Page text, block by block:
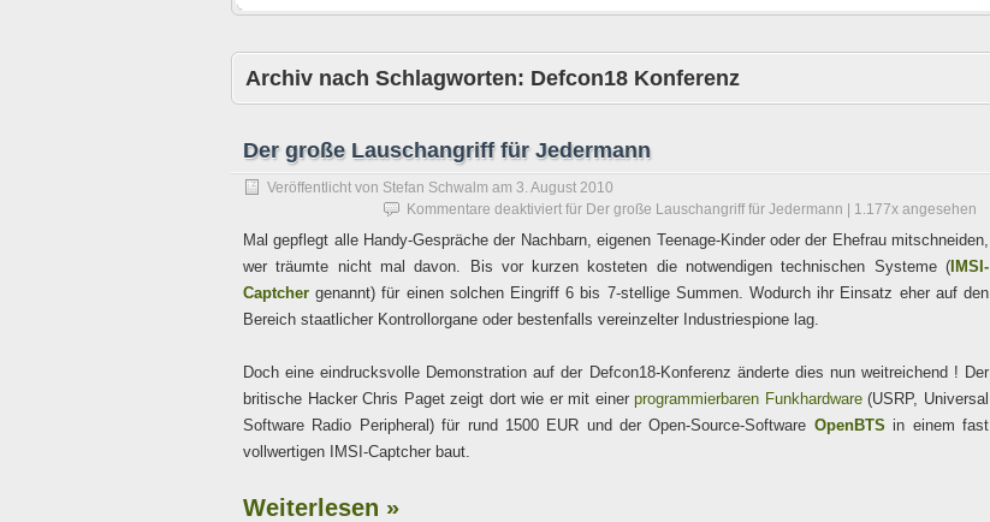
Archiv nach Schlagworten: Defcon18 Konferenz
Der große Lauschangriff für Jedermann
Veröffentlicht von Stefan Schwalm am 3. August 2010
Kommentare deaktiviert für Der große Lauschangriff für Jedermann | 1.177x angesehen
Mal gepflegt alle Handy-Gespräche der Nachbarn, eigenen Teenage-Kinder oder der Ehefrau mitschneiden,
wer träumte nicht mal davon. Bis vor kurzen kosteten die notwendigen technischen Systeme ( IMSI-
Captcher genannt) für einen solchen Eingriff 6 bis 7-stellige Summen. Wodurch ihr Einsatz eher auf den
Bereich staatlicher Kontrollorgane oder bestenfalls vereinzelter Industriespione lag.
Doch eine eindrucksvolle Demonstration auf der Defcon18-Konferenz änderte dies nun weitreichend ! Der
britische Hacker Chris Paget zeigt dort wie er mit einerprogrammierbaren Funkhardware(USRP, Universal
Software Radio Peripheral) für rund 1500 EUR und der Open-Source-Software OpenBTS in einem fast
vollwertigen IMSI-Captcher baut.
Weiterlesen »